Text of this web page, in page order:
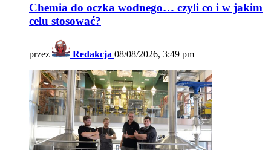
Chemia do oczka wodnego… czyli co i w jakim
celu stosować?
przez Redakcja 08/08/2026, 3:49 pm